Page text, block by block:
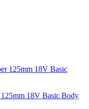
18V Basic Body